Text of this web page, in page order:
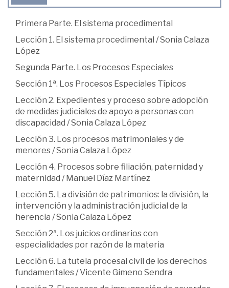
Primera Parte. El sistema procedimental
Lección 1. El sistema procedimental / Sonia Calaza
López
Segunda Parte. Los Procesos Especiales
Sección 1ª. Los Procesos Especiales Típicos
Lección 2. Expedientes y proceso sobre adopción
de medidas judiciales de apoyo a personas con
discapacidad / Sonia Calaza López
Lección 3. Los procesos matrimoniales y de
menores / Sonia Calaza López
Lección 4. Procesos sobre filiación, paternidad y
maternidad / Manuel Díaz Martínez
Lección 5. La división de patrimonios: la división, la
intervención y la administración judicial de la
herencia / Sonia Calaza López
Sección 2ª. Los juicios ordinarios con
especialidades por razón de la materia
Lección 6. La tutela procesal civil de los derechos
fundamentales / Vicente Gimeno Sendra